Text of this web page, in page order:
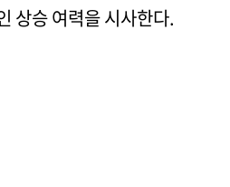
상승 여력을 시사한다.